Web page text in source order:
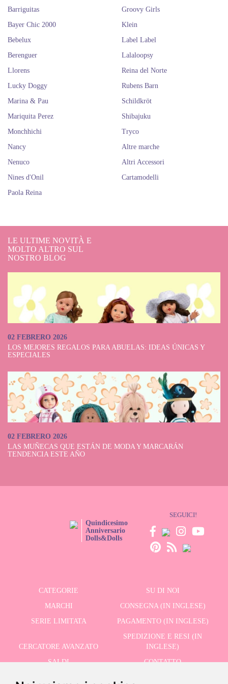
and Dolls puoi trovare sia queste due collezioni che il loro meraviglioso
mondo di abbigliamento e accessori.
Sicuramente ti sei innamorato all'istante di questo marchio, quindi non
puoi perderti i marchi
Paola Reina . Sono tutti molto adorabili!
Acquista bambole Götz online.
Bambole e accessori di alta
qualità.
Barriguitas
Bayer Chic 2000
Bebelux
Berenguer
Groovy Girls
Klein
Label Label
Lalaloopsy
Llorens
Lucky Doggy
Marina & Pau
Mariquita Perez
Monchhichi
Nancy
Nenuco
Nines d'Onil
Paola Reina
Reina del Norte
Rubens Barn
Schildkröt
Shibajuku
Tryco
Altre marche
Altri Accessori
Cartamodelli
LE ULTIME NOVITÀ E
MOLTO ALTRO SUL
NOSTRO BLOG
02 FEBRERO 2026
LOS MEJORES REGALOS PARA ABUELAS: IDEAS ÚNICAS Y
ESPECIALES
02 FEBRERO 2026
LAS MUÑECAS QUE ESTÁN DE MODA Y MARCARÁN
TENDENCIA ESTE AÑO
Quindicesimo
Anniversario
Dolls&Dolls
SEGUICI!
CATEGORIE
SU DI NOI
MARCHI
CONSEGNA (IN INGLESE)
SERIE LIMITATA
PAGAMENTO (IN INGLESE)
CERCATORE AVANZATO
SPEDIZIONE E RESI (IN
INGLESE)
SALDI
CONTATTO